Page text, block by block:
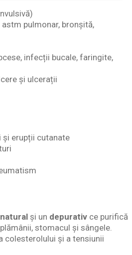
pulmonar, bronșită,
infecții bucale, faringite,
și ulcerații
și erupții cutanate
și un depurativ ce purifică
stomacul și sângele.
colesterolului și a tensiunii